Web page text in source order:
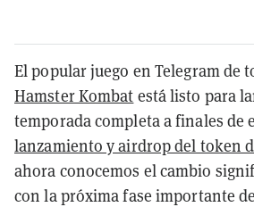
El popular juego en Telegram de
Hamster Kombat está listo para
temporada completa a finales de
lanzamiento y airdrop del token
ahora conocemos el cambio
con la próxima fase importante